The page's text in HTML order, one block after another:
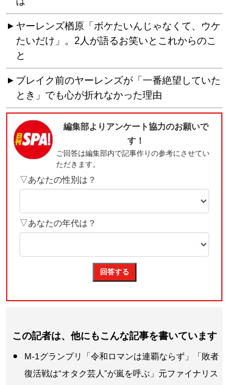
ヤーレンズ楢原「ボケたいんじゃなくて、ウケ
たいだけ」。2人が語るお笑いとこれからのこ
と
ブレイク前のヤーレンズが「一番絶望していた
とき」でも心が折れなかった理由
この記者は、他にもこんな記事を書いています
M-1グランプリ「令和ロマンは連覇ならず」「敗者
復活戦は“オタク芸人”が嵐を呼ぶ」元ファイナリス